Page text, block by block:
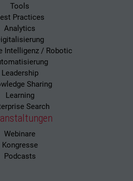
Tools
Practices
Analytics
Intelligenz / Robotic
Leadership
Sharing
Learning
Search
Webinare
Kongresse
Podcasts